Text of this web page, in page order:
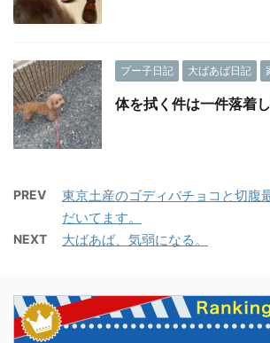
プー子日記 大ばあば日記
体を拭く件は一件落着し
PREV
東京土産のゴディバチョコと切腹
だいてます。
NEXT 大ばあば、気弱になる。